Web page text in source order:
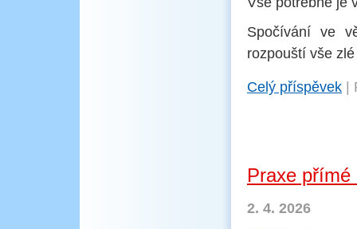
Spočívání ve
rozpouští vše
Celý příspěvek
Praxe přímé
2. 4. 2026